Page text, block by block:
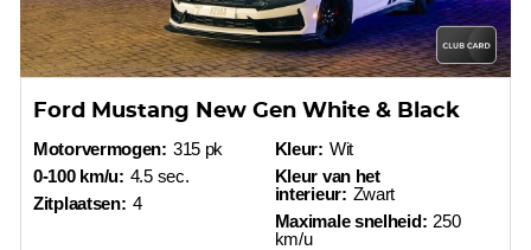
Ford Mustang New Gen White & Black
Motorvermogen: 315 pk
0-100 km/u: 4.5 sec.
Zitplaatsen: 4
Kleur: Wit
Kleur van het
interieur: Zwart
Maximale snelheid: 250
km/u